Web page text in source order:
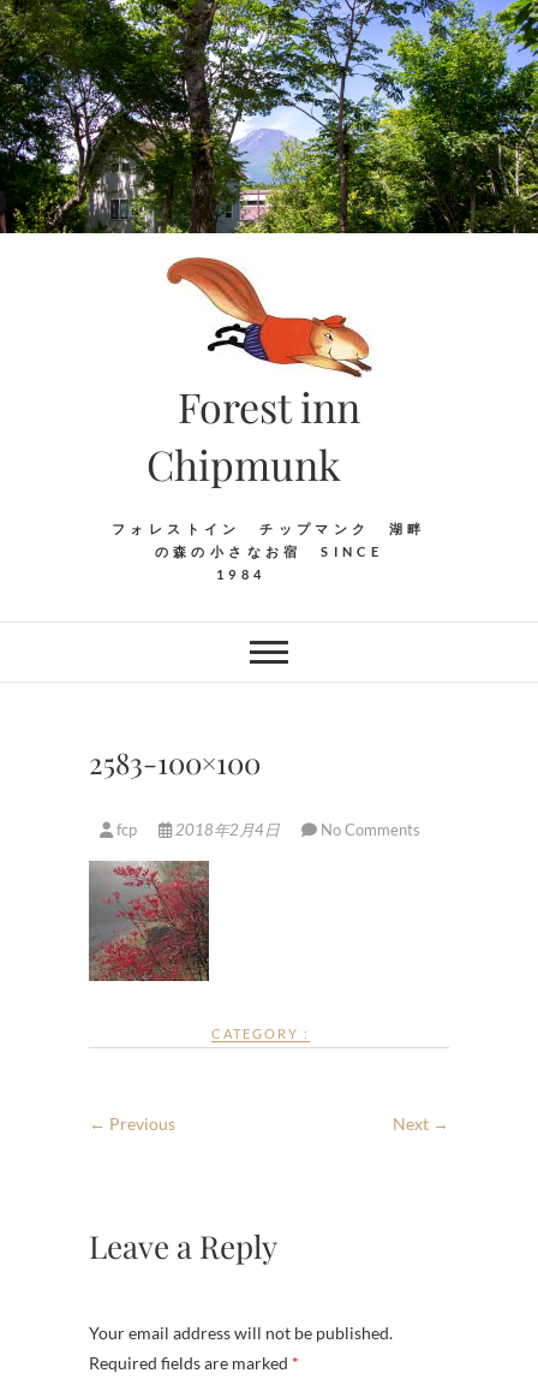
Skip
to
content
Forest inn
Chipmunk
フォレストイン チップマンク 湖畔
の森の小さなお宿 SINCE
1984
2583-100×100
fcp 2018年2月4日 No Comments
CATEGORY :
← Previous Next →
Leave a Reply
Your email address will not be published.
Required fields are marked *